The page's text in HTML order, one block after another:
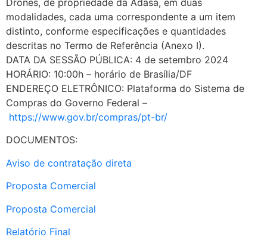
Drones, de propriedade da Adasa, em duas
modalidades, cada uma correspondente a um item
distinto, conforme especificações e quantidades
descritas no Termo de Referência (Anexo I).
DATA DA SESSÃO PÚBLICA: 4 de setembro 2024
HORÁRIO: 10:00h – horário de Brasília/DF
ENDEREÇO ELETRÔNICO: Plataforma do Sistema de
Compras do Governo Federal –
https://www.gov.br/compras/pt-br/
DOCUMENTOS:
Aviso de contratação direta
Proposta Comercial
Proposta Comercial
Relatório Final